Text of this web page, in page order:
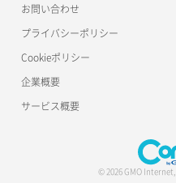
ロードバランサー更新
ロードバランサー詳細取得
ロードバランサー追加
お問い合わせ
プライバシーポリシー
Cookieポリシー
企業概要
サービス概要
© 2026 GMO